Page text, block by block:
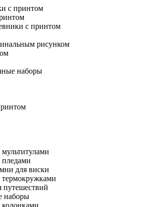
с принтом
с принтом
рисунком
наборы
для виски
наборы